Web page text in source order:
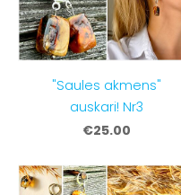
"Saules akmens"
auskari! Nr3
€25.00